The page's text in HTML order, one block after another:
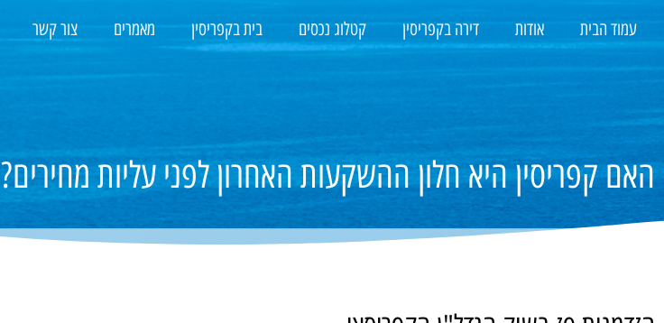
עמוד הבית אודות דירה בקפריסין קטלוג נכסים בית בקפריסין מאמרים צור קשר
האם קפריסין היא חלון ההשקעות האחרון לפני עליות מחירים?